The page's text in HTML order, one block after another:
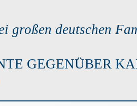
großen deutschen
GEGENÜBER